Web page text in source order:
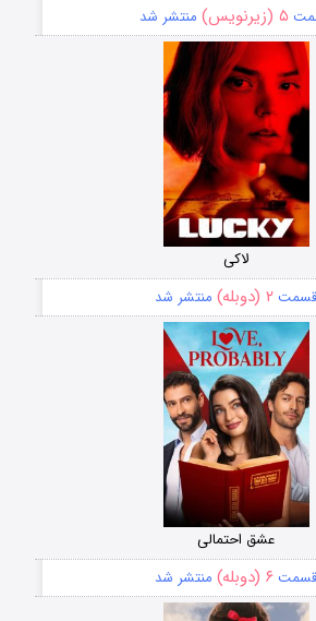
۵ (زیرنویس) منتشر شد
لاکی
قسمت ۲ (دوبله) منتشر شد
عشق احتمالی
قسمت ۶ (دوبله) منتشر شد